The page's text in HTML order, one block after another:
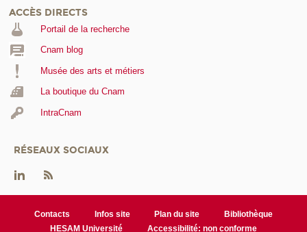
ACCÈS DIRECTS
Portail de la recherche
Cnam blog
Musée des arts et métiers
La boutique du Cnam
IntraCnam
RÉSEAUX SOCIAUX
Contacts Infos site Plan du site
Bibliothèque
HESAM Université
Accessibilité: non conforme